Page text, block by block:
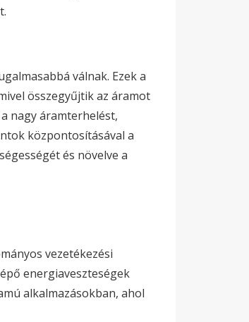
válnak. Ezek a
összegyűjtik az áramot
nagy áramterhelést,
központosításával a
és növelve a
vezetékezési
energiaveszteségek
alkalmazásokban, ahol